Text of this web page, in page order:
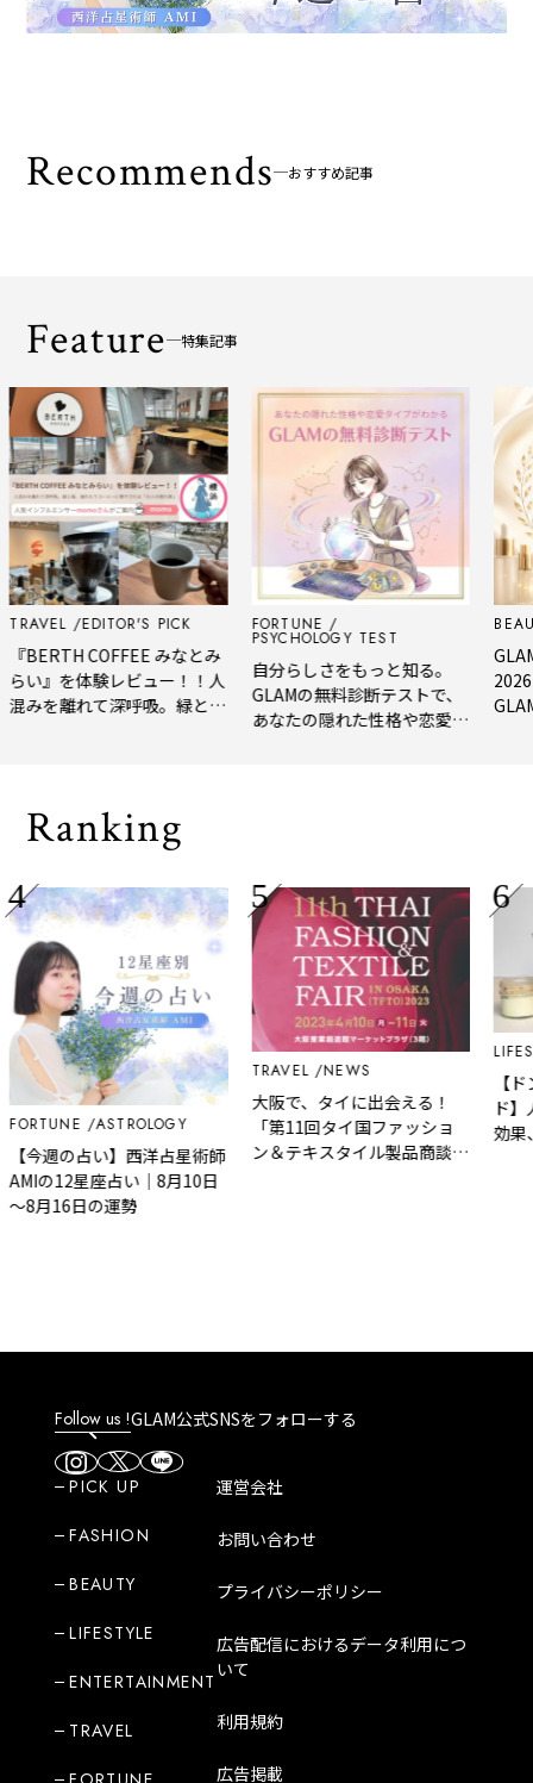
Recommends おすすめ記事
Feature 特集記事
EDITOR'S PICK
COFFEE みなとみ
を体験レビュー！！人
離れて深呼吸。緑と
FORTUNE
PSYCHOLOGY TEST
自分らしさをもっと知る。
GLAMの無料診断テストで、
あなたの隠れた性格や恋愛タ
BEAUTY
GLAM
2026 上
GLAM編
Ranking
ASTROLOGY
の占い】西洋占星術師
12星座占い｜8月10日
16日の運勢
TRAVEL NEWS
大阪で、タイに出会える！
「第11回タイ国ファッショ
ン＆テキスタイル製品商談会
in大阪2023」4月10日・11日
LIFESTYLE
【ドン
ド】人
効果、
い方まで
Follow us !GLAM公式SNSをフォローする
PICK UP
FASHION
BEAUTY
LIFESTYLE
ENTERTAINMENT
TRAVEL
運営会社
お問い合わせ
プライバシーポリシー
広告配信におけるデータ利用につ
いて
利用規約
広告掲載